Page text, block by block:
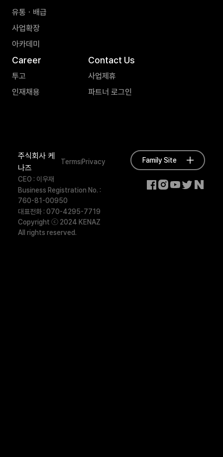
유통ㆍ배급
사업확장
아카데미
Career
투고
인재채용
Contact Us
사업제휴
파트너 로그인
주식회사 케
나즈
Terms Privacy
CEO : 이우재
Business Registration No. :
760-81-00950
대표전화 : 070-4295-7719
Copyright ⓒ 2024 KENAZ
All rights reserved.
Family Site